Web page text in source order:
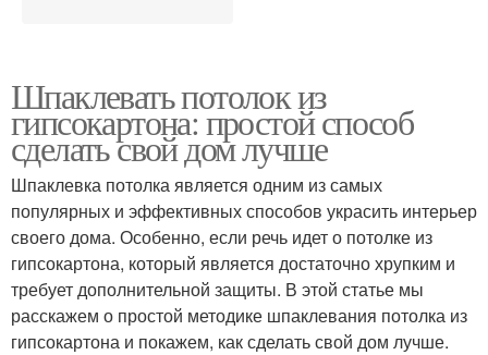
Шпаклевать потолок из
гипсокартона: простой способ
сделать свой дом лучше
Шпаклевка потолка является одним из самых
популярных и эффективных способов украсить интерьер
своего дома. Особенно, если речь идет о потолке из
гипсокартона, который является достаточно хрупким и
требует дополнительной защиты. В этой статье мы
расскажем о простой методике шпаклевания потолка из
гипсокартона и покажем, как сделать свой дом лучше.